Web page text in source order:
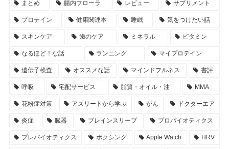
まとめ 腸内フローラ レビュー サプリメント
プロテイン 健康関連本 睡眠 気をつけたい話
スキンケア 歯のケア ミネラル ビタミン
なるほど！な話 ランニング マイプロテイン
遺伝子検査 オススメな話 マインドフルネス 書評
呼吸 宅配サービス 脂質・オイル・油 MMA
花粉症対策 アスリートから学ぶ がん ドクターエア
炎症 臓器 ブレインスリープ プロバイオティクス
プレバイオティクス ボクシング Apple Watch HRV